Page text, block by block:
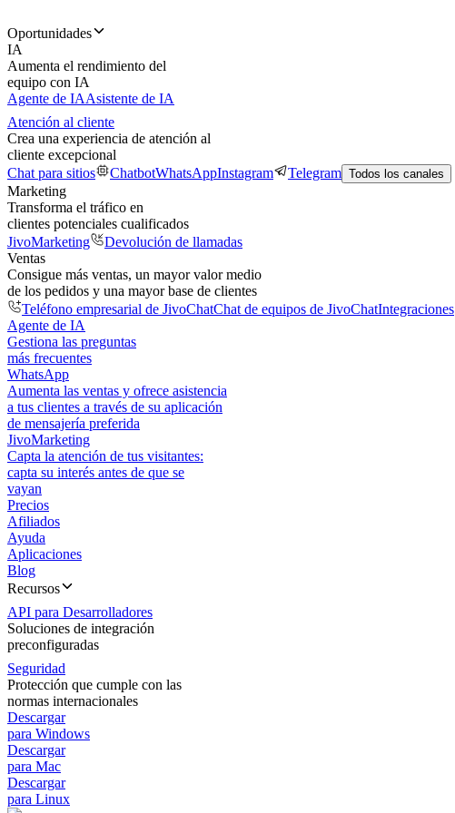
Oportunidades
IA
Aumenta el rendimiento del
equipo con IA
Agente de IAAsistente de IA
Atención al cliente
Crea una experiencia de atención al
cliente excepcional
Chat para sitios
ChatbotWhatsAppInstagram Telegram Todos los canales
Marketing
Transforma el tráfico en
clientes potenciales cualificados
JivoMarketing
Devolución de llamadas
Ventas
Consigue más ventas, un mayor valor medio
de los pedidos y una mayor base de clientes
Teléfono empresarial de JivoChatChat de equipos de JivoChatIntegraciones
Agente de IA
Gestiona las preguntas
más frecuentes
WhatsApp
Aumenta las ventas y ofrece asistencia
a tus clientes a través de su aplicación
de mensajería preferida
JivoMarketing
Capta la atención de tus visitantes:
capta su interés antes de que se
vayan
Precios
Afiliados
Ayuda
Aplicaciones
Blog
Recursos
API para Desarrolladores
Soluciones de integración
preconfiguradas
Seguridad
Protección que cumple con las
normas internacionales
Descargar
para Windows
Descargar
para Mac
Descargar
para Linux